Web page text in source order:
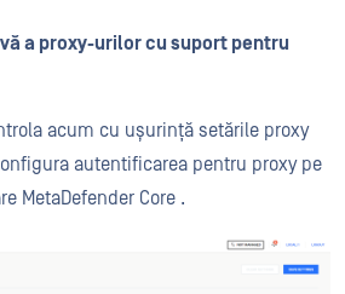
a proxy-urilor cu suport pentru
acum cu ușurință setările proxy
autentificarea pentru proxy pe
MetaDefender Core .